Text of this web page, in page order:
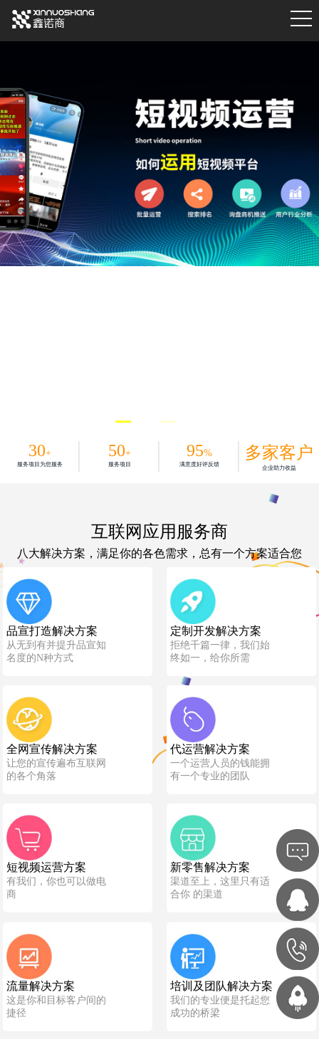
30+
服务项目为您服务
50+
服务项目
95%
满意度好评反馈
多家客户
企业助力收益
互联网应用服务商
八大解决方案，满足你的各色需求，总有一个方案适合您
品宣打造解决方案
从无到有并提升品宣知
名度的N种方式
定制开发解决方案
拒绝千篇一律，我们始
终如一，给你所需
全网宣传解决方案
让您的宣传遍布互联网
的各个角落
代运营解决方案
一个运营人员的钱能拥
有一个专业的团队
短视频运营方案
有我们，你也可以做电
商
新零售解决方案
渠道至上，这里只有适
合你 的渠道
流量解决方案
这是你和目标客户间的
捷径
培训及团队解决方案
我们的专业便是托起您
成功的桥梁